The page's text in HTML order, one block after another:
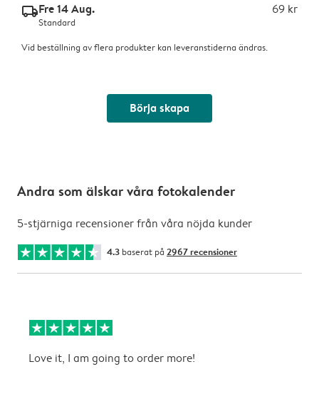
delivery_standard_v2Fre 14 Aug. 69 kr
Standard
Vid beställning av flera produkter kan leveranstiderna ändras.
Börja skapa
Andra som älskar våra fotokalender
5-stjärniga recensioner från våra nöjda kunder
4.3 baserat på 2967 recensioner
Love it, I am going to order more!